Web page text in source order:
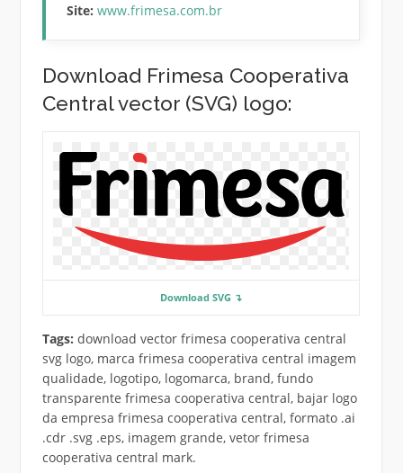
Site: www.frimesa.com.br
Download Frimesa Cooperativa
Central vector (SVG) logo:
Download SVG ↴
Tags: download vector frimesa cooperativa central
svg logo, marca frimesa cooperativa central imagem
qualidade, logotipo, logomarca, brand, fundo
transparente frimesa cooperativa central, bajar logo
da empresa frimesa cooperativa central, formato .ai
.cdr .svg .eps, imagem grande, vetor frimesa
cooperativa central mark.